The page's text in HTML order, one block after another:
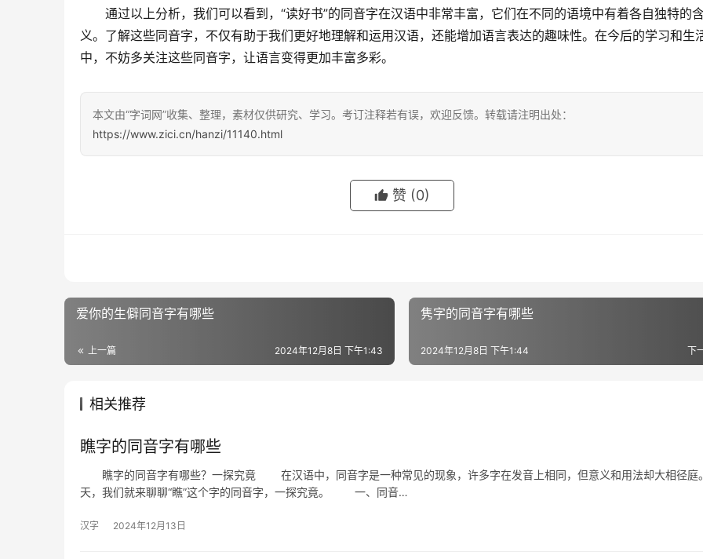
通过以上分析，我们可以看到，“读好书”的同音字在汉语中非常丰富，它们在不同的语境中有着各自独特的
义。了解这些同音字，不仅有助于我们更好地理解和运用汉语，还能增加语言表达的趣味性。在今后的学习和生
中，不妨多关注这些同音字，让语言变得更加丰富多彩。
本文由“字词网”收集、整理，素材仅供研究、学习。考订注释若有误，欢迎反馈。转载请注明出处：
https://www.zici.cn/hanzi/11140.html
赞 (0)
爱你的生僻同音字有哪些
上一篇 2024年12月8日 下午1:43
隽字的同音字有哪些
下
2024年12月8日 下午1:44
相关推荐
瞧字的同音字有哪些
瞧字的同音字有哪些？一探究竟 在汉语中，同音字是一种常见的现象，许多字在发音上相同，但意义和用法却大相径庭
天，我们就来聊聊“瞧”这个字的同音字，一探究竟。 一、同音…
汉字 2024年12月13日